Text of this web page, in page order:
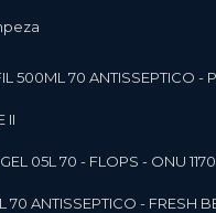
500ML 70 ANTISSEPTICO -
II
GEL 05L 70 - FLOPS - ONU
70 ANTISSEPTICO - FRESH